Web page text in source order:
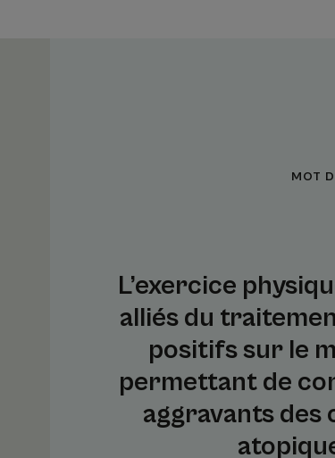
MOT
L’exercice
alliés du
positifs sur le
permettant de
aggravants